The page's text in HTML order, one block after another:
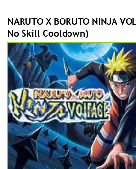
NARUTO X BORUTO NINJA
No Skill Cooldown)